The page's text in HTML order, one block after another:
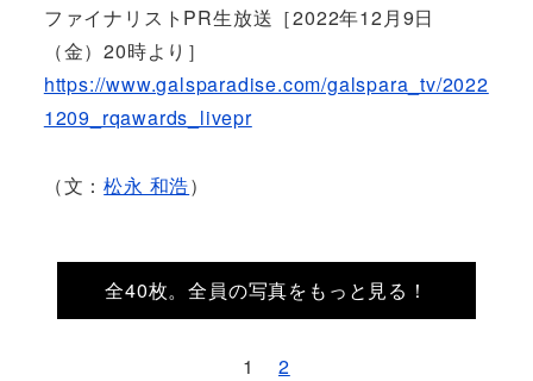
ファイナリストPR生放送［2022年12月9日
（金）20時より］
https://www.galsparadise.com/galspara_tv/2022
1209_rqawards_livepr
（文：松永 和浩）
全40枚。全員の写真をもっと見る！
1 2